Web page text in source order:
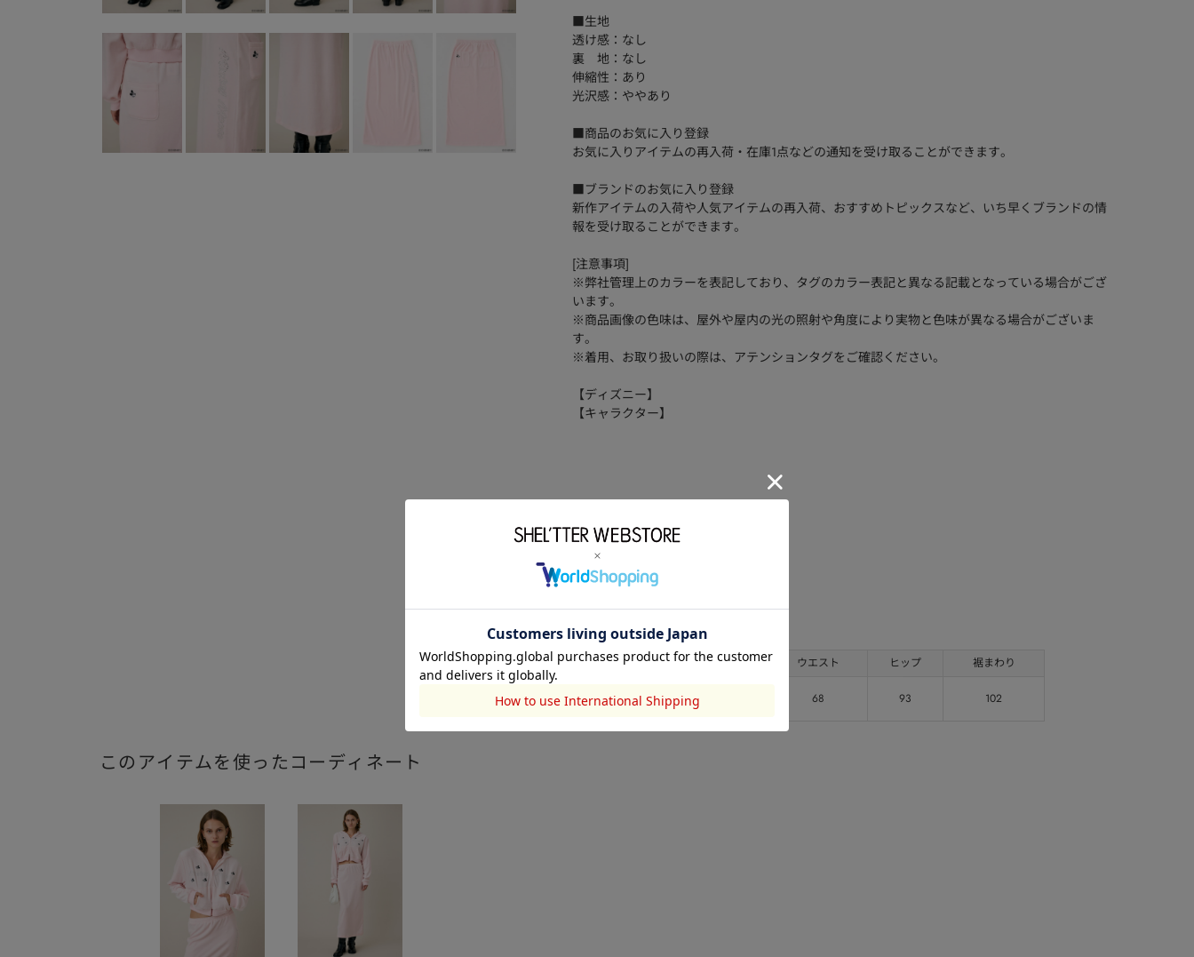
■生地
透け感：なし
裏 地：なし
伸縮性：あり
光沢感：ややあり
■商品のお気に入り登録
お気に入りアイテムの再入荷・在庫1点などの通知を受け取ることができます。
■ブランドのお気に入り登録
新作アイテムの入荷や人気アイテムの再入荷、おすすめトピックスなど、いち早くブランドの情
報を受け取ることができます。
[注意事項]
※弊社管理上のカラーを表記しており、タグのカラー表記と異なる記載となっている場合がござ
います。
※商品画像の色味は、屋外や屋内の光の照射や角度により実物と色味が異なる場合がございま
す。
※着用、お取り扱いの際は、アテンションタグをご確認ください。
【ディズニー】
【キャラクター】
品番
素材
コットン:66ポリエステル:34
洗濯表示
サイズ
サイズ 総丈 ウエスト ヒップ 裾まわり
FREE 68 93 102
このアイテムを使ったコーディネート